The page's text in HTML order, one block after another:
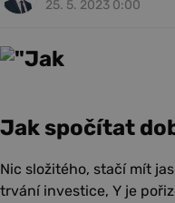
25. 5. 2023 0:00
Jak spočítat
Nic složitého, stačí mít
trvání investice, Y je